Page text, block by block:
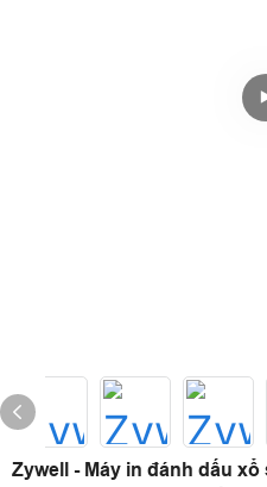
Zywell - Máy in đánh dấu